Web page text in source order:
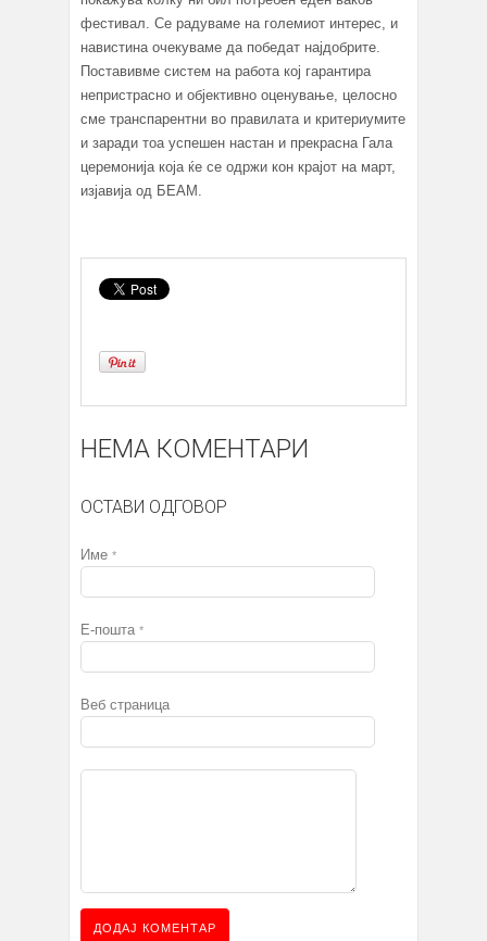
фестивал. Се радуваме на големиот интерес, и
навистина очекуваме да победат најдобрите.
Поставивме систем на работа кој гарантира
непристрасно и објективно оценување, целосно
сме транспарентни во правилата и критериумите
и заради тоа успешен настан и прекрасна Гала
церемонија која ќе се одржи кон крајот на март,
изјавија од БЕАМ.
НЕМА КОМЕНТАРИ
ОСТАВИ ОДГОВОР
Име *
Е-пошта *
Веб страница